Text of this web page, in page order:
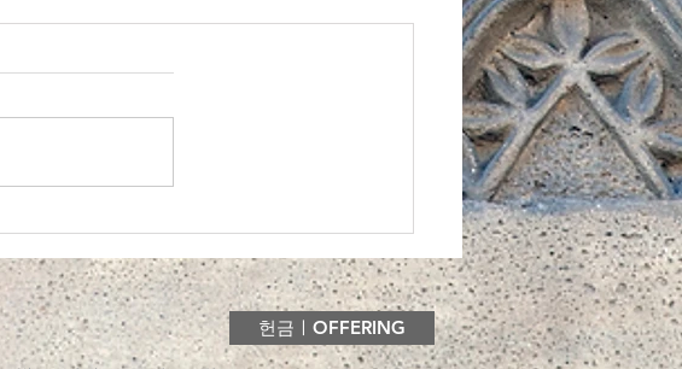
세기 3장
헌금ㅣOFFERING